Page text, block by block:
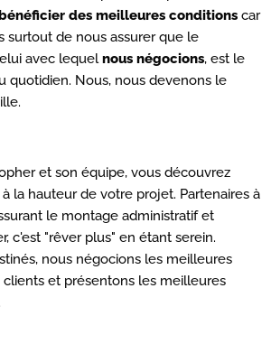
des meilleures conditions car
surtout de nous assurer que le
avec lequelnous négocions, est le
quotidien. Nous, nous devenons le
et son équipe, vous découvrez
la hauteur de votre projet. Partenaires à
le montage administratif et
c'est "rêver plus" en étant serein.
nous négocions les meilleures
et présentons les meilleures